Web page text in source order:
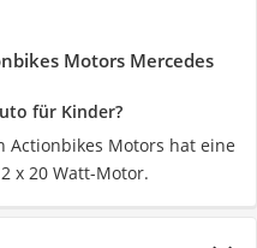
Motors Mercedes
für Kinder?
Actionbikes Motors hat eine
x 20 Watt-Motor.